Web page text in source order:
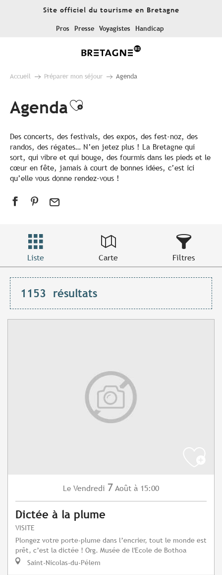
Site officiel du tourisme en Bretagne
Pros Presse Voyagistes Handicap
Accueil Préparer mon séjour Agenda
AgendaAjouter aux favoris
Des concerts, des festivals, des expos, des fest-noz, des
randos, des régates… N’en jetez plus ! La Bretagne qui
sort, qui vibre et qui bouge, des fourmis dans les pieds et le
cœur en fête, jamais à court de bonnes idées, c’est ici
qu’elle vous donne rendez-vous !
Liste Carte Filtres
1153 résultats
Le Vendredi 7 Août à 15:00
Dictée à la plume
VISITE
Plongez votre porte-plume dans l’encrier, tout le monde est
prêt, c’est la dictée ! Org. Musée de l'Ecole de Bothoa
Saint-Nicolas-du-Pélem